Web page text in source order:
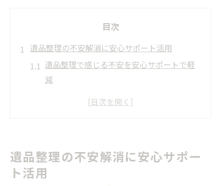
目次
遺品整理の不安解消に安心サポート活用
遺品整理で感じる不安を安心サポートで軽
減
遺品整理安心サポートの選び方と活用法
消
ネコババ防止策で大切な遺品を守る方法
遺品整理の不安解消に安心サポー
ト活用